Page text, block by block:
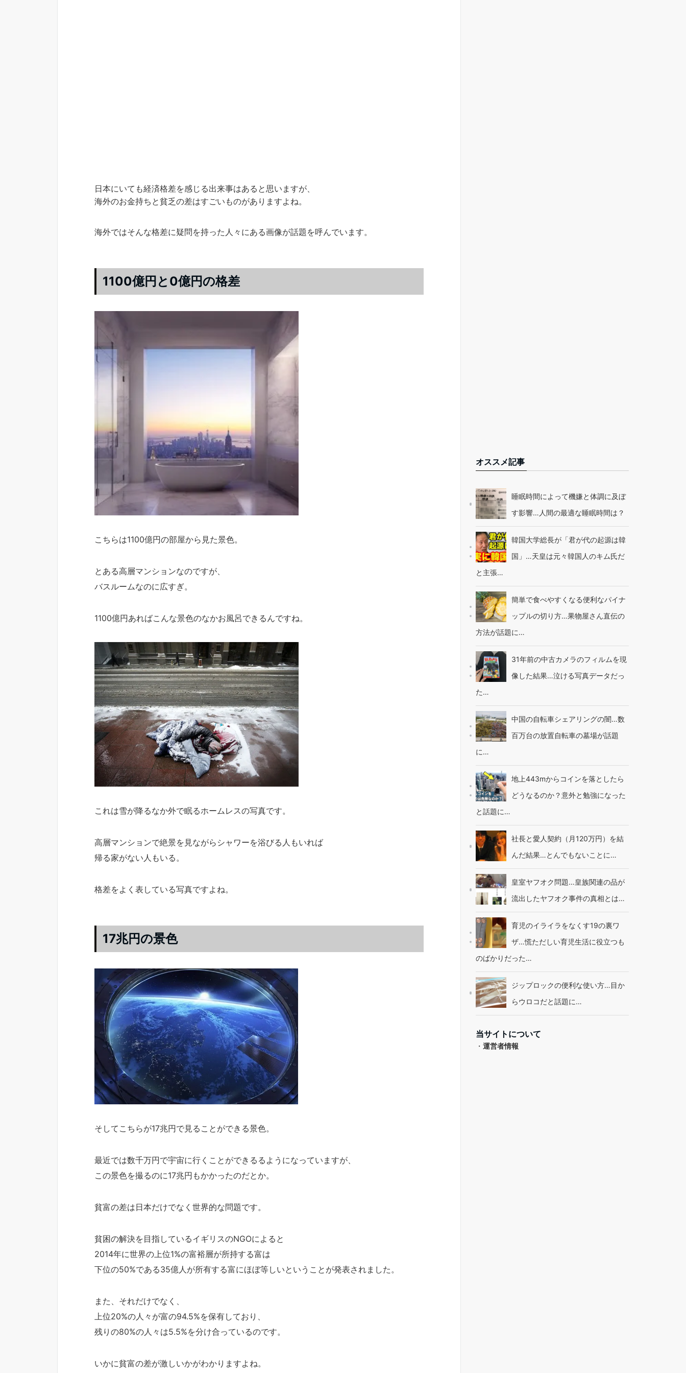
日本にいても経済格差を感じる出来事はあると思いますが、
海外のお金持ちと貧乏の差はすごいものがありますよね。
海外ではそんな格差に疑問を持った人々にある画像が話題を呼んでいます。
1100億円と0億円の格差
こちらは1100億円の部屋から見た景色。
とある高層マンションなのですが、
バスルームなのに広すぎ。
1100億円あればこんな景色のなかお風呂できるんですね。
これは雪が降るなか外で眠るホームレスの写真です。
高層マンションで絶景を見ながらシャワーを浴びる人もいれば
帰る家がない人もいる。
格差をよく表している写真ですよね。
17兆円の景色
そしてこちらが17兆円で見ることができる景色。
最近では数千万円で宇宙に行くことができるるようになっていますが、
この景色を撮るのに17兆円もかかったのだとか。
貧富の差は日本だけでなく世界的な問題です。
貧困の解決を目指しているイギリスのNGOによると
2014年に世界の上位1%の富裕層が所持する富は
下位の50%である35億人が所有する富にほぼ等しいということが発表されました。
また、それだけでなく、
上位20%の人々が富の94.5%を保有しており、
残りの80%の人々は5.5%を分け合っているのです。
いかに貧富の差が激しいかがわかりますよね。
オススメ記事
睡眠時間によって機嫌と体調に及ぼ
す影響…人間の最適な睡眠時間は？
韓国大学総長が「君が代の起源は韓
国」…天皇は元々韓国人のキム氏だ
と主張…
簡単で食べやすくなる便利なパイナ
ップルの切り方…果物屋さん直伝の
方法が話題に…
31年前の中古カメラのフィルムを現
像した結果…泣ける写真データだっ
た…
中国の自転車シェアリングの闇…数
百万台の放置自転車の墓場が話題
に…
地上443mからコインを落としたら
どうなるのか？意外と勉強になった
と話題に…
社長と愛人契約（月120万円）を結
んだ結果…とんでもないことに…
皇室ヤフオク問題…皇族関連の品が
流出したヤフオク事件の真相とは…
育児のイライラをなくす19の裏ワ
ザ…慌ただしい育児生活に役立つも
のばかりだった…
ジップロックの便利な使い方…目か
らウロコだと話題に…
当サイトについて
・ 運営者情報